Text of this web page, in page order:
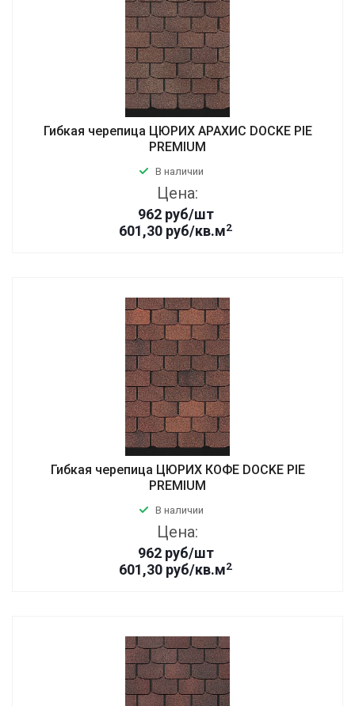
Гибкая черепица ЦЮРИХ АРАХИС DOCKE PIE
PREMIUM
В наличии
Цена:
962 руб/шт
601,30 руб/кв.м2
Гибкая черепица ЦЮРИХ КОФЕ DOCKE PIE
PREMIUM
В наличии
Цена:
962 руб/шт
601,30 руб/кв.м2